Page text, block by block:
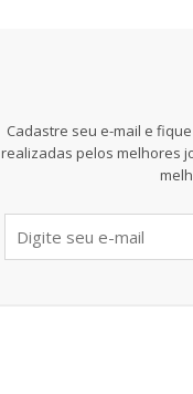
Cadastre seu e-mail e
realizadas pelos melhores